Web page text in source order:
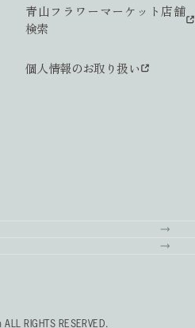
青山フラワーマーケット店舗
検索
個人情報のお取り扱い
RIGHTS RESERVED.